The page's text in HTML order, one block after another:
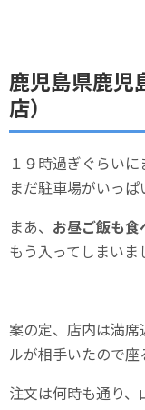
鹿児島県鹿児
店）
１９時過ぎぐらい
まだ駐車場がいっぱ
まあ、 お昼ご飯も
もう入ってしまいま
案の定、店内は満
ルが相手いたので座
注文は何時も通り